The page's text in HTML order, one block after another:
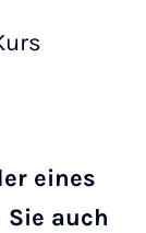
eines
auch